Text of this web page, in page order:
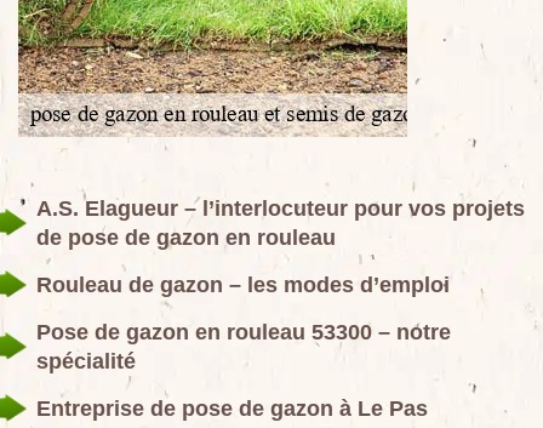
A.S. Elagueur – l’interlocuteur pour vos projets
de pose de gazon en rouleau
Rouleau de gazon – les modes d’emploi
Pose de gazon en rouleau 53300 – notre
spécialité
Entreprise de pose de gazon à Le Pas